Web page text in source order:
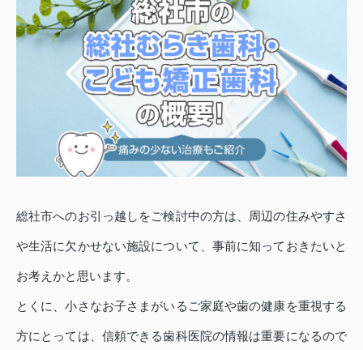
総社市へのお引っ越しをご検討中の方は、周辺の住みやすさ
や生活に欠かせない施設について、事前に知っておきたいと
お考えかと思います。
とくに、小さなお子さまがいるご家庭や歯の健康を重視する
方にとっては、信頼できる歯科医院の情報は重要になるので